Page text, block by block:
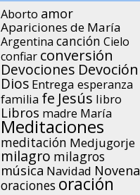
Aborto amor
Apariciones de María
Argentina canción Cielo
confiar conversión
Devociones Devoción
Dios Entrega esperanza
familia fe Jesús libro
Libros madre María
Meditaciones
meditación Medjugorje
milagro milagros
música Navidad Novena
oraciones oración